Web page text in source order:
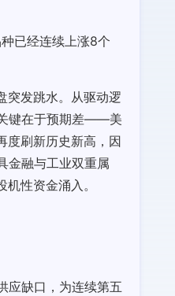
已经连续上涨8个
突发跳水。从驱动逻
键在于预期差——美
度刷新历史新高，因
金融与工业双重属
性资金涌入。
应缺口，为连续第五